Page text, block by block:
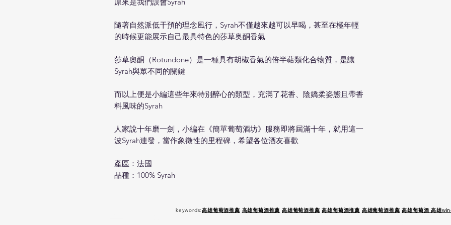
隨著自然派低干預的理念風行，Syrah不僅越來越可以早喝，甚至在極年輕
的時候更能展示自己最具特色的莎草奥酮香氣
莎草奧酮（Rotundone）是一種具有胡椒香氣的倍半萜類化合物質，是讓
Syrah與眾不同的關鍵
而以上便是小編這些年來特別醉心的類型，充滿了花香、陰嬌柔姿態且帶香
料風味的Syrah
人家說十年磨一劍，小編在《簡單葡萄酒坊》服務即將屆滿十年，就用這一
波Syrah連發，當作象徵性的里程碑，希望各位酒友喜歡
產區：法國
品種：100% Syrah
keywords:高雄葡萄酒推薦 高雄葡萄酒推薦 高雄葡萄酒推薦 高雄葡萄酒推薦 高雄葡萄酒推薦 高雄葡萄酒 高雄